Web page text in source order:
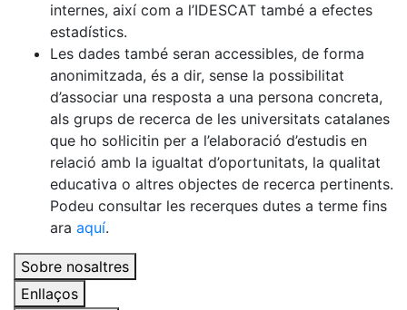
internes, així com a l’IDESCAT també a efectes
estadístics.
Les dades també seran accessibles, de forma
anonimitzada, és a dir, sense la possibilitat
d’associar una resposta a una persona concreta,
als grups de recerca de les universitats catalanes
que ho sol·licitin per a l’elaboració d’estudis en
relació amb la igualtat d’oportunitats, la qualitat
educativa o altres objectes de recerca pertinents.
Podeu consultar les recerques dutes a terme fins
ara aquí.
Sobre nosaltres
Enllaços